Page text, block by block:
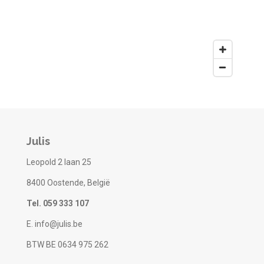
Julis
Leopold 2 laan 25
8400 Oostende, België
Tel. 059 333 107
E. info@julis.be
BTW BE 0634 975 262